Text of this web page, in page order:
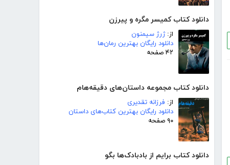
دانلود کتاب کمیسر مگره و پیرزن
از:ژرژ سیمنون
دانلود رایگان بهترین رمان‌ها
۴۲ صفحه
دانلود کتاب مجموعه داستان‌های دقیقه‌هام
از: فرزانه تقدیری
دانلود رایگان بهترین کتاب‌های داستان
۹۰ صفحه
دانلود کتاب برایم از بادبادک‌ها بگو